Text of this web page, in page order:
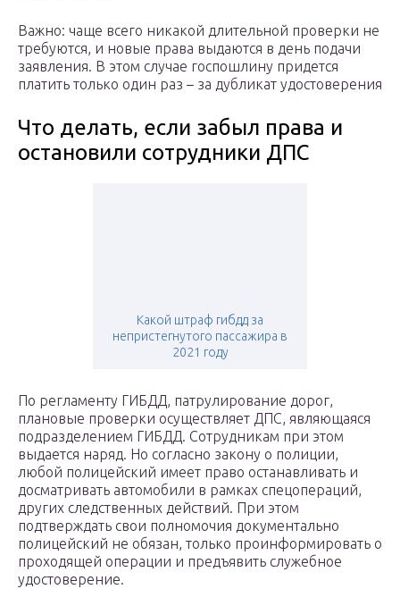
Важно: чаще всего никакой длительной проверки не
требуются, и новые права выдаются в день подачи
заявления. В этом случае госпошлину придется
платить только один раз – за дубликат удостоверения
Что делать, если забыл права и
остановили сотрудники ДПС
Какой штраф гибдд за
непристегнутого пассажира в
2021 году
По регламенту ГИБДД, патрулирование дорог,
плановые проверки осуществляет ДПС, являющаяся
подразделением ГИБДД. Сотрудникам при этом
выдается наряд. Но согласно закону о полиции,
любой полицейский имеет право останавливать и
досматривать автомобили в рамках спецопераций,
других следственных действий. При этом
подтверждать свои полномочия документально
полицейский не обязан, только проинформировать о
проходящей операции и предъявить служебное
удостоверение.